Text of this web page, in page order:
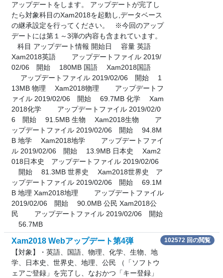
アップデートをします。 アップデートが完了し
たら対象科目のXam2018を起動し,データベース
の継承設定を行ってください。 ※今回のアップ
デートには第１～3弾の内容も含まれています。
科目 アップデート情報 開始日 容量 英語
Xam2018英語 アップデートファイル 2019/
02/06 開始 180MB 国語 Xam2018国語
アップデートファイル 2019/02/06 開始 1
13MB 物理 Xam2018物理 アップデートフ
ァイル 2019/02/06 開始 69.7MB 化学 Xam
2018化学 アップデートファイル 2019/02/0
6 開始 91.5MB 生物 Xam2018生物 ア
ップデートファイル 2019/02/06 開始 94.8M
B 地学 Xam2018地学 アップデートファイ
ル 2019/02/06 開始 13.9MB 日本史 Xam2
018日本史 アップデートファイル 2019/02/06
開始 81.3MB 世界史 Xam2018世界史 ア
ップデートファイル 2019/02/06 開始 69.1M
B 地理 Xam2018地理 アップデートファイル
2019/02/06 開始 90.0MB 公民 Xam2018公
民 アップデートファイル 2019/02/06 開始
56.7MB
Xam2018 Webアップデート第4弾
【対象】・英語、国語、物理、化学、生物、地
学、日本史、世界史、地理、公民 （「ソフトウ
ェアご登録」を完了し、なおかつ「キー登録」
102572 回の閲覧